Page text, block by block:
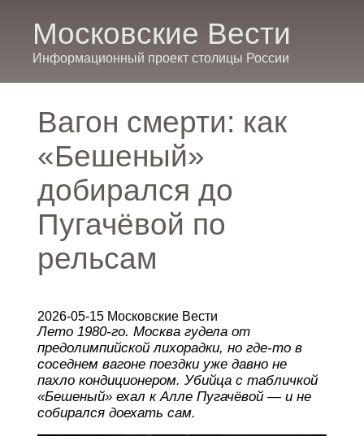
Московские Вести
Информационный проект столицы России
Вагон смерти: как
«Бешеный»
добирался до
Пугачёвой по
рельсам
2026-05-15 Московские Вести
Лето 1980-го. Москва гудела от
предолимпийской лихорадки, но где-то в
соседнем вагоне поездки уже давно не
пахло кондиционером. Убийца с табличкой
«Бешеный» ехал к Алле Пугачёвой — и не
собирался доехать сам.